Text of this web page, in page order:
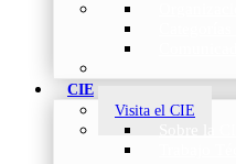
CIE
Visita el CIE